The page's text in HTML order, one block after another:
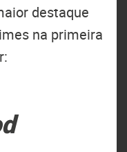
destaque
na primeira